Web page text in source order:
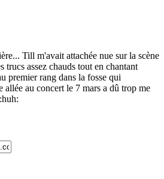
Till m'avait attachée nue sur la scène
trucs assez chauds tout en chantant
premier rang dans la fosse qui
allée au concert le 7 mars a dû trop me